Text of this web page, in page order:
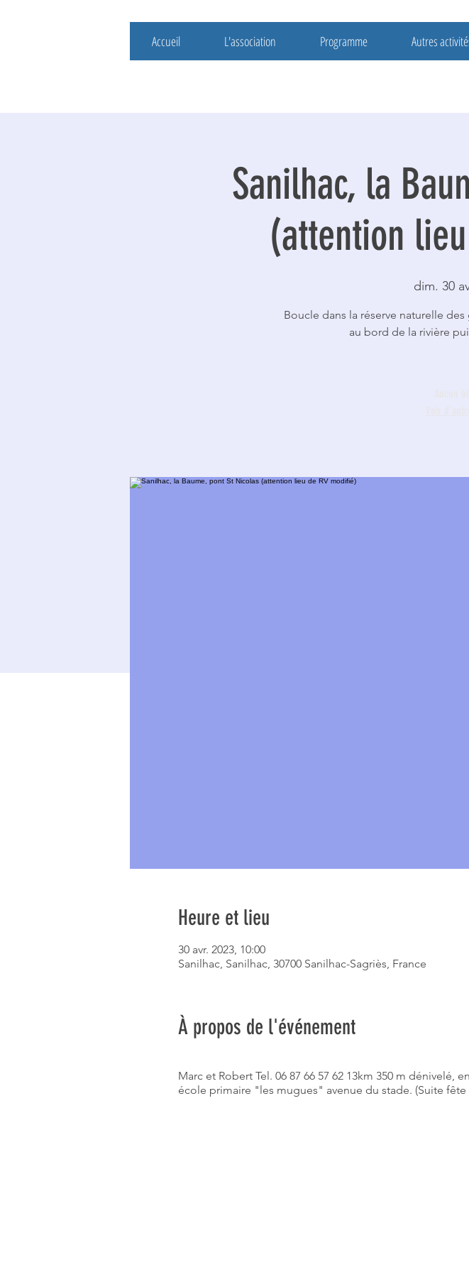
Accueil L'association Programme Autres
Sanilhac, la
(attention
dim. 30
Boucle dans la réserve naturelle
au bord de la rivière
Heure et lieu
30 avr. 2023, 10:00
Sanilhac, Sanilhac, 30700 Sanilhac-Sagriès, France
À propos de l'événement
Marc et Robert Tel. 06 87 66 57 62 13km 350 m dénivelé,
école primaire "les mugues" avenue du stade. (Suite